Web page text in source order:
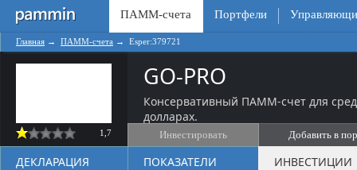
ПАММ-счета Портфели
Главная → ПАММ-счета → Esper:379721
1,7
GO-PRO
Консервативный ПАММ-счет для
долларах.
Инвестировать Добавить в
ДЕКЛАРАЦИЯ ПОКАЗАТЕЛИ ИНВЕСТИЦИИ